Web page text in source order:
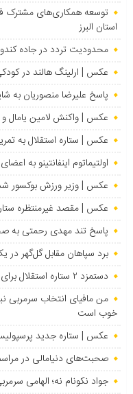
توسعه همکاری‌های مشترک
استان البرز
محدودیت تردد در جاده
عکس | ارلینگ هالند در
پاسخ علیرضا منصوریان به
عکس | واکنش لامین یامال
عکس | ستاره استقلال به
اولتیماتوم اینفانتینو به
عکس | وزیر ورزش بوکسور
عکس | مقصد غیرمنتظره ستاره
پاسخ تند مهدی رحمتی به
برد سپاهان مقابل گل‌گهر در
دستمزد ۲ ستاره استقلال برای تمدید مشخص شد
من مافیای انتخاب سرمربی
خوب است
عکس | ستاره جدید
صحبت‌های دنیامالی در
جواد نکونام نه؛ الهامی